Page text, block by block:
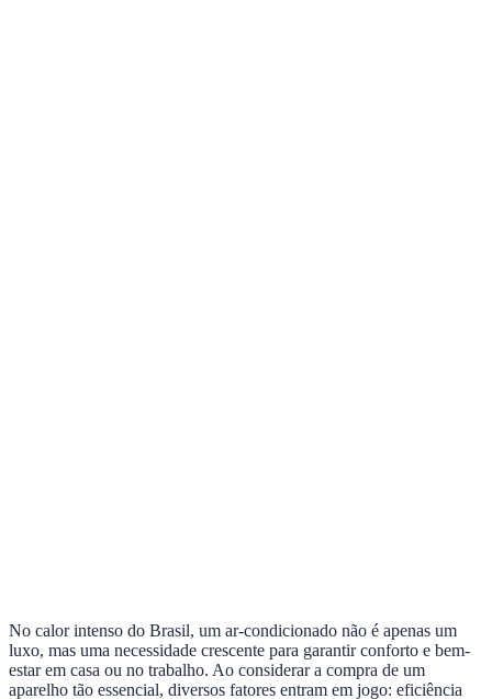
No calor intenso do Brasil, um ar-condicionado não é apenas um
luxo, mas uma necessidade crescente para garantir conforto e bem-
estar em casa ou no trabalho. Ao considerar a compra de um
aparelho tão essencial, diversos fatores entram em jogo: eficiência